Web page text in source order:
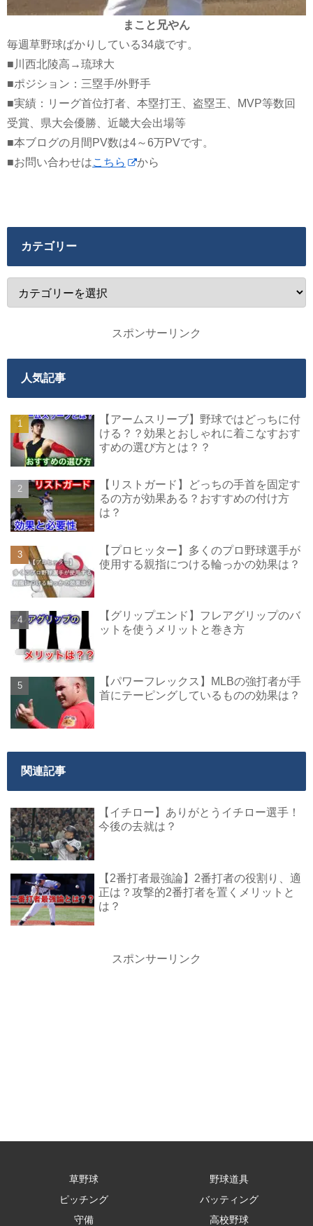
まこと兄やん
毎週草野球ばかりしている34歳です。
■川西北陵高→琉球大
■ポジション：三塁手/外野手
■実績：リーグ首位打者、本塁打王、盗塁王、MVP等数回
受賞、県大会優勝、近畿大会出場等
■本ブログの月間PV数は4～6万PVです。
■お問い合わせはこちら から
カテゴリー
スポンサーリンク
人気記事
【アームスリーブ】野球ではどっちに付
ける？？効果とおしゃれに着こなすおす
すめの選び方とは？？
【リストガード】どっちの手首を固定す
るの方が効果ある？おすすめの付け方
は？
【プロヒッター】多くのプロ野球選手が
使用する親指につける輪っかの効果は？
【グリップエンド】フレアグリップのバ
ットを使うメリットと巻き方
【パワーフレックス】MLBの強打者が手
首にテーピングしているものの効果は？
関連記事
【イチロー】ありがとうイチロー選手！
今後の去就は？
【2番打者最強論】2番打者の役割り、適
正は？攻撃的2番打者を置くメリットと
は？
スポンサーリンク
草野球
野球道具
ピッチング
バッティング
守備
高校野球